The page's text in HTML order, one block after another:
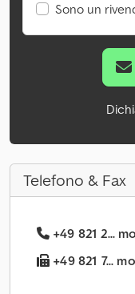
Sono un
Telefono & Fax
+49 821 2...
+49 821 7...